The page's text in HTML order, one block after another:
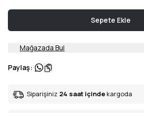
Sepete Ekle
Mağazada Bul
Paylaş:
Siparişiniz 24 saat içinde kargoda